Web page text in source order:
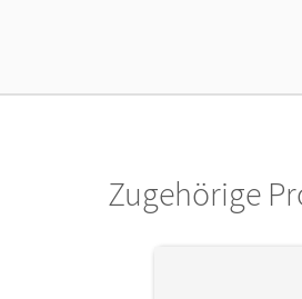
ein Jahr lang ergänzend zum Print-
Cornelsen VerlagZugehörige